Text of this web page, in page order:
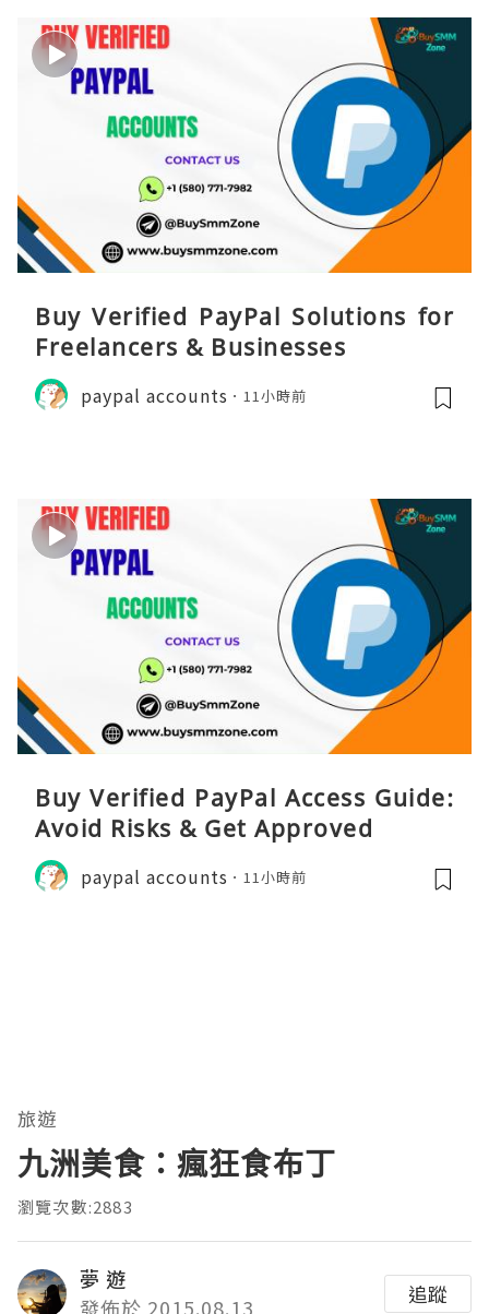
Buy Verified PayPal Solutions for
Freelancers & Businesses
paypal accounts 11小時前
Buy Verified PayPal Access Guide:
Avoid Risks & Get Approved
paypal accounts 11小時前
旅遊
九洲美食：瘋狂食布丁
瀏覽次數:2883
夢 遊
發佈於 2015.08.13
追蹤